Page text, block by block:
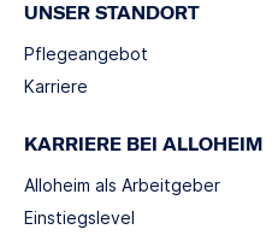
UNSER STANDORT
Pflegeangebot
Karriere
KARRIERE BEI ALLOHEIM
Alloheim als Arbeitgeber
Einstiegslevel